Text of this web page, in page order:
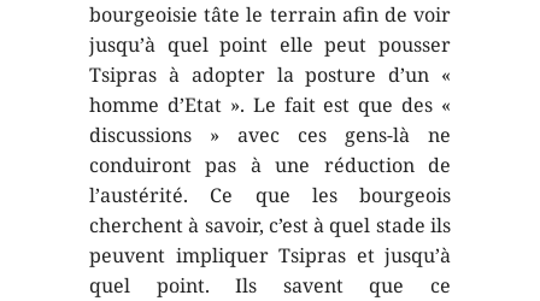
bourgeoisie tâte le terrain afin de voir
jusqu’à quel point elle peut pousser
Tsipras à adopter la posture d’un «
homme d’Etat ». Le fait est que des «
discussions » avec ces gens-là ne
conduiront pas à une réduction de
l’austérité. Ce que les bourgeois
cherchent à savoir, c’est à quel stade ils
peuvent impliquer Tsipras et jusqu’à
quel point. Ils savent que ce